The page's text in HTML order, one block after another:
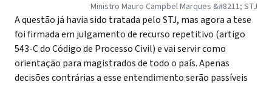
Ministro Mauro Campbel Marques &#8211; STJ
A questão já havia sido tratada pelo STJ, mas agora a tese
foi firmada em julgamento de recurso repetitivo (artigo
543-C do Código de Processo Civil) e vai servir como
orientação para magistrados de todo o país. Apenas
decisões contrárias a esse entendimento serão passíveis